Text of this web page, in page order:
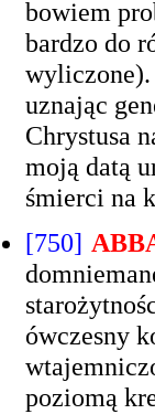
bowiem
bardzo do
wyliczone).
uznając
Chrystusa
moją datą
śmierci na
[750]
ówczesny
poziomą